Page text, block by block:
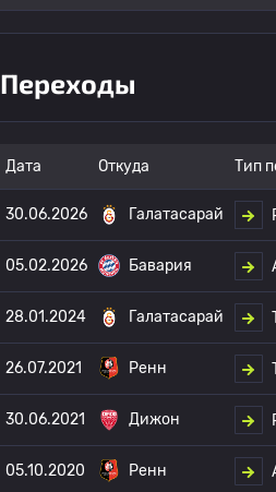
Переходы
Дата Откуда Тип
30.06.2026 Галатасарай
05.02.2026 Бавария
28.01.2024 Галатасарай
26.07.2021 Ренн
30.06.2021 Дижон
05.10.2020 Ренн